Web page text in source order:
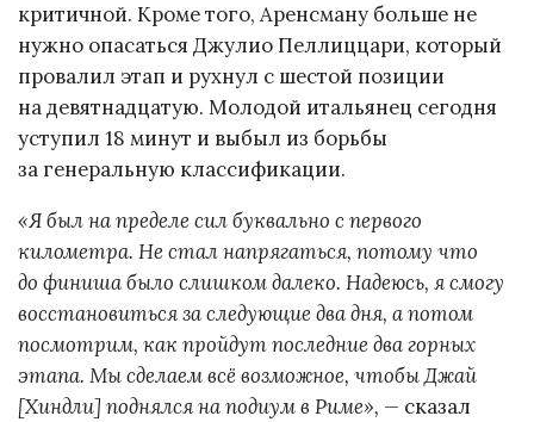
критичной. Кроме того, Аренсману больше не
нужно опасаться Джулио Пеллиццари, который
провалил этап и рухнул с шестой позиции
на девятнадцатую. Молодой итальянец сегодня
уступил 18 минут и выбыл из борьбы
за генеральную классификации.
«Я был на пределе сил буквально с первого
километра. Не стал напрягаться, потому что
до финиша было слишком далеко. Надеюсь, я смогу
восстановиться за следующие два дня, а потом
посмотрим, как пройдут последние два горных
этапа. Мы сделаем всё возможное, чтобы Джай
[Хиндли] поднялся на подиум в Риме», — сказал